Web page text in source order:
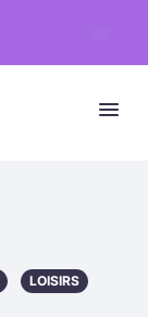
LOISIRS